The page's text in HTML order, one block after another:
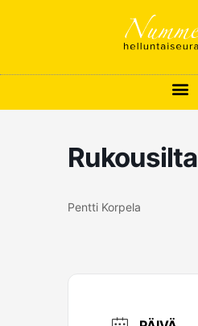
Rukousilta
Pentti Korpela